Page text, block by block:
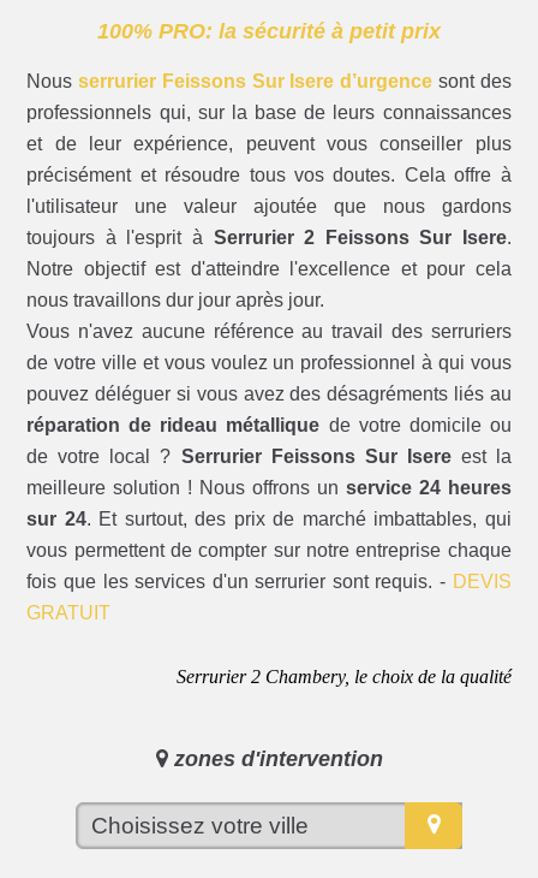
100% PRO: la sécurité à petit prix
Nousserrurier Feissons Sur Isere d’urgence sont des
professionnels qui, sur la base de leurs connaissances
et de leur expérience, peuvent vous conseiller plus
précisément et résoudre tous vos doutes. Cela offre à
l'utilisateur une valeur ajoutée que nous gardons
toujours à l'esprit à Serrurier 2 Feissons Sur Isere.
Notre objectif est d'atteindre l'excellence et pour cela
nous travaillons dur jour après jour.
Vous n'avez aucune référence au travail des serruriers
de votre ville et vous voulez un professionnel à qui vous
pouvez déléguer si vous avez des désagréments liés au
réparation de rideau métallique de votre domicile ou
de votre local ? Serrurier Feissons Sur Isereest la
meilleure solution ! Nous offrons un service 24 heures
sur 24. Et surtout, des prix de marché imbattables, qui
vous permettent de compter sur notre entreprise chaque
fois que les services d'un serrurier sont requis. - DEVIS
GRATUIT
Serrurier 2 Chambery, le choix de la qualité
zones d'intervention